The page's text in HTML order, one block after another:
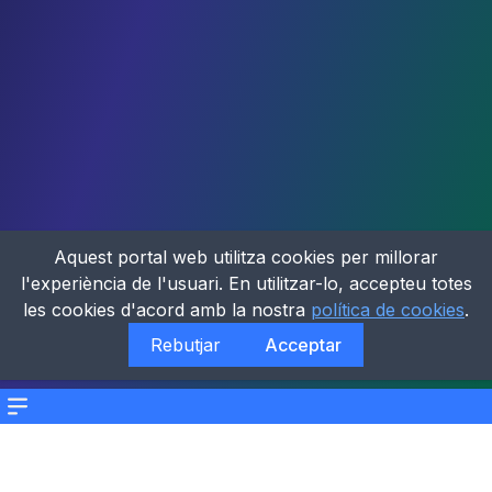
Menu
Aquest portal web utilitza cookies per millorar
l'experiència de l'usuari. En utilitzar-lo, accepteu totes
les cookies d'acord amb la nostra política de cookies.
Rebutjar
Acceptar